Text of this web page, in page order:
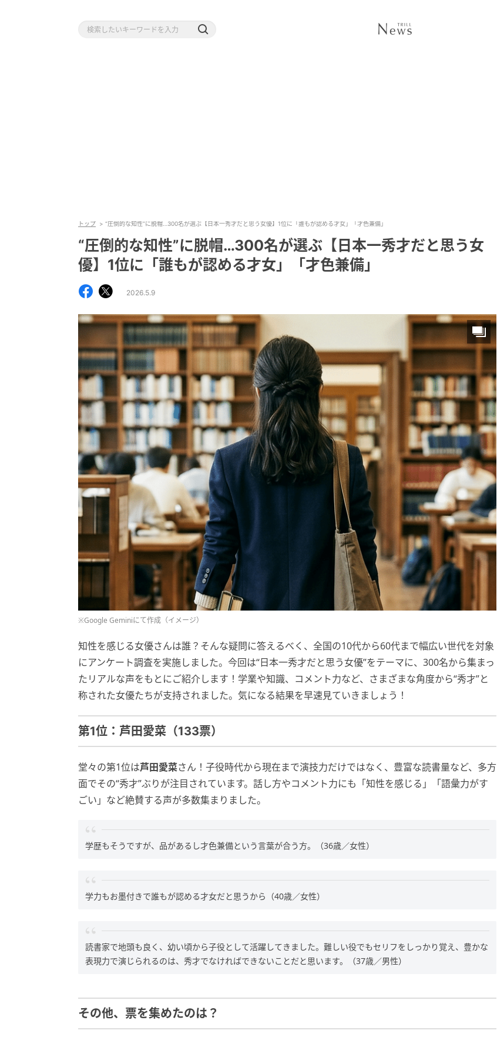
トップ “圧倒的な知性”に脱帽…300名が選ぶ【日本一秀才だと思う女優】1位に「誰もが認める才女」「才色兼備」
“圧倒的な知性”に脱帽…300名が選ぶ【日本一秀才だと思う女
優】1位に「誰もが認める才女」「才色兼備」
2026.5.9
※Google Geminiにて作成（イメージ）
知性を感じる女優さんは誰？そんな疑問に答えるべく、全国の10代から60代まで幅広い世代を対象
にアンケート調査を実施しました。今回は“日本一秀才だと思う女優”をテーマに、300名から集まっ
たリアルな声をもとにご紹介します！学業や知識、コメント力など、さまざまな角度から“秀才”と
称された女優たちが支持されました。気になる結果を早速見ていきましょう！
第1位：芦田愛菜（133票）
堂々の第1位は芦田愛菜さん！子役時代から現在まで演技力だけではなく、豊富な読書量など、多方
面でその“秀才”ぶりが注目されています。話し方やコメント力にも「知性を感じる」「語彙力がす
ごい」など絶賛する声が多数集まりました。
学歴もそうですが、品があるし才色兼備という言葉が合う方。（36歳／女性）
学力もお墨付きで誰もが認める才女だと思うから（40歳／女性）
読書家で地頭も良く、幼い頃から子役として活躍してきました。難しい役でもセリフをしっかり覚え、豊かな
表現力で演じられるのは、秀才でなければできないことだと思います。（37歳／男性）
その他、票を集めたのは？